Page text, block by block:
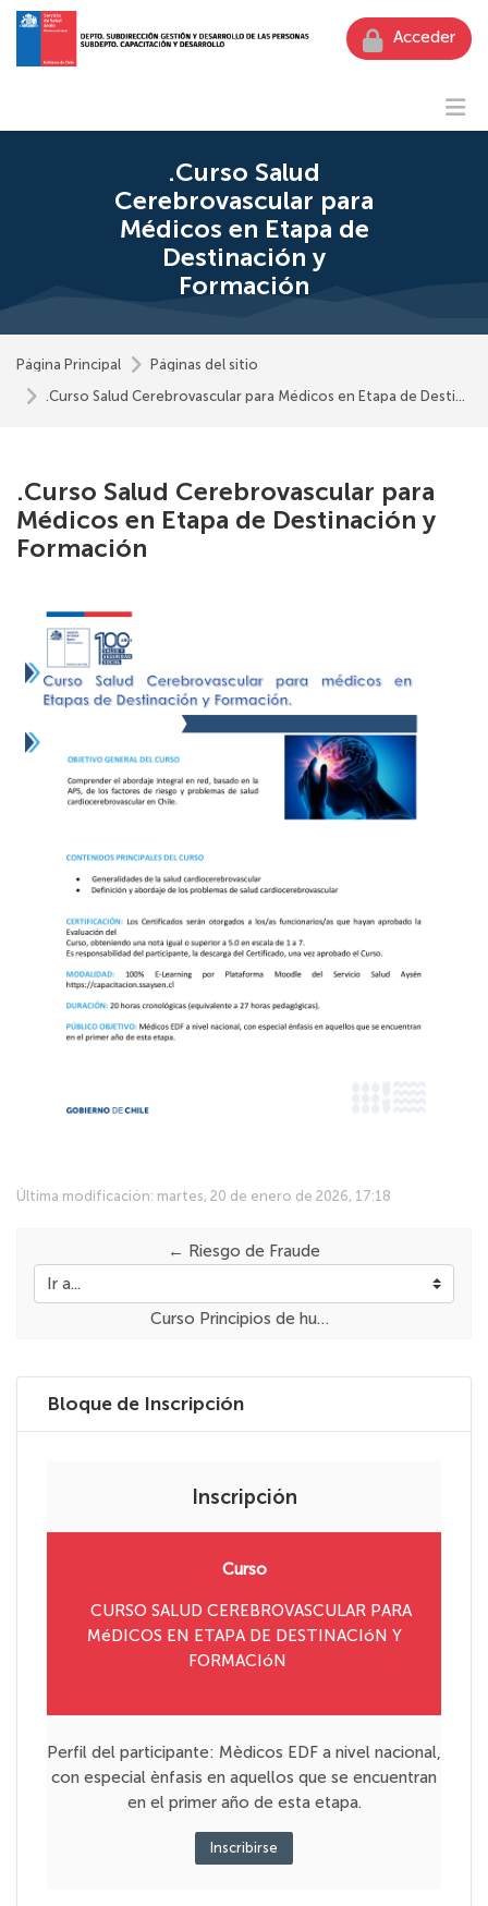
Skip to navigation
Skip to login form
Skip to footer
Salta al contenido principal
.Curso Salud
Cerebrovascular para
Médicos en Etapa de
Destinación y
Formación
Página Principal
Páginas del sitio
.Curso Salud Cerebrovascular para
Médicos en Etapa de Destinación y
Formación
Última modificación: martes, 20 de enero de 2026, 17:18
← Riesgo de Fraude
Ir a...
Curso Principios de humanización en salud →
Bloque de Inscripción
Inscripción
Curso
CURSO SALUD CEREBROVASCULAR PARA
MéDICOS EN ETAPA DE DESTINACIóN Y
FORMACIóN
Perfil del participante: Mèdicos EDF a nivel nacional,
con especial ènfasis en aquellos que se encuentran
en el primer año de esta etapa.
Inscribirse